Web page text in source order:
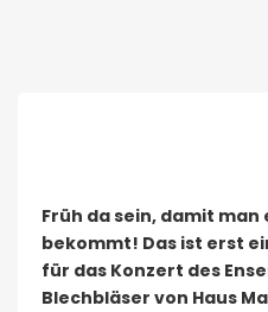
Früh da sein, damit
bekommt! Das ist erst
für das Konzert des
Blechbläser von Haus